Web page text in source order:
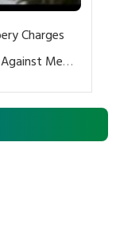
Charges
Media